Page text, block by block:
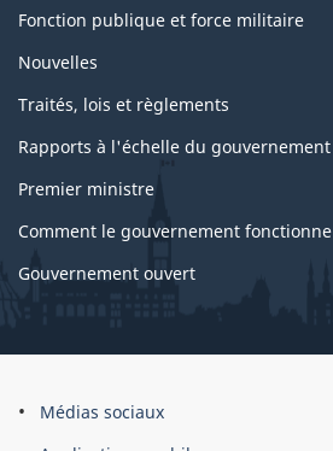
gouvernement
Fonction publique et force militaire
Nouvelles
Traités, lois et règlements
Rapports à l'échelle du gouvernement
Premier ministre
Comment le gouvernement fonctionne
Gouvernement ouvert
À
Médias sociaux